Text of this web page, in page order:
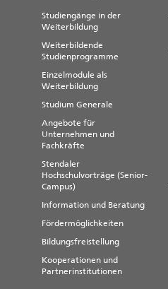
Studiengänge in der
Weiterbildung
Weiterbildende
Studienprogramme
Einzelmodule als
Weiterbildung
Studium Generale
Angebote für
Unternehmen und
Fachkräfte
Stendaler
Hochschulvorträge (Senior-
Campus)
Information und Beratung
Fördermöglichkeiten
Bildungsfreistellung
Kooperationen und
Partnerinstitutionen